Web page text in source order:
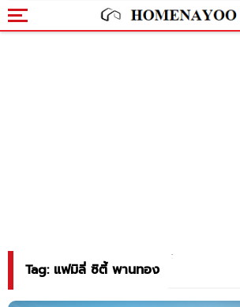
Tag: แฟมิลี่ ซิตี้ พานทอง